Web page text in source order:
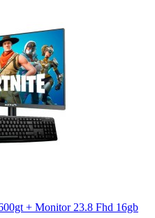
+ Monitor 23.8 Fhd 16gb